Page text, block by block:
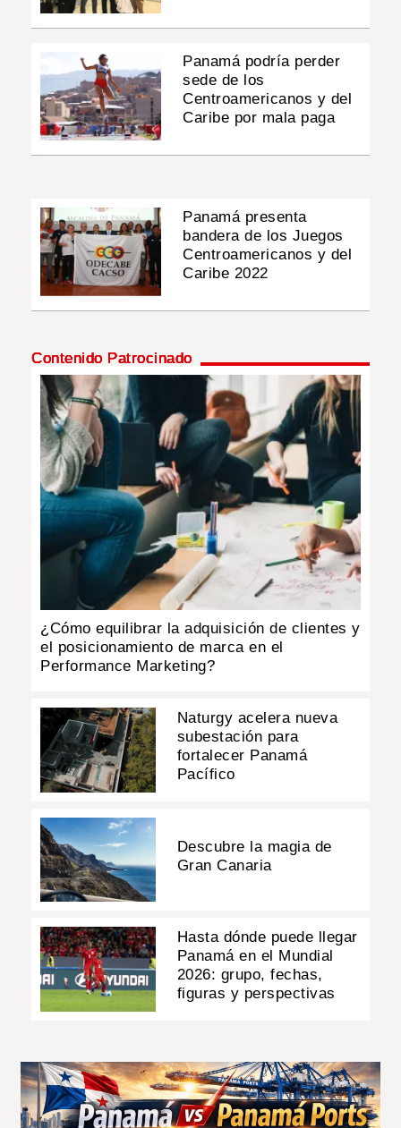
Panamá podría perder
sede de los
Centroamericanos y del
Caribe por mala paga
Panamá presenta
bandera de los Juegos
Centroamericanos y del
Caribe 2022
Contenido Patrocinado
¿Cómo equilibrar la adquisición de clientes y
el posicionamiento de marca en el
Performance Marketing?
Naturgy acelera nueva
subestación para
fortalecer Panamá
Pacífico
Descubre la magia de
Gran Canaria
Hasta dónde puede llegar
Panamá en el Mundial
2026: grupo, fechas,
figuras y perspectivas